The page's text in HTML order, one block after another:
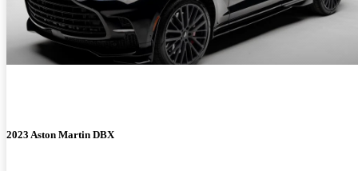
2023 Aston Martin DBX